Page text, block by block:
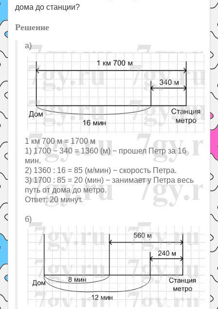
дома до станции?
Решение
а)
1 км 700 м = 1700 м
1) 1700 − 340 = 1360 (м) − прошел Петр за 16
мин.
2) 1360 : 16 = 85 (м/мин) − скорость Петра.
3) 1700 : 85 = 20 (мин) − занимает у Петра весь
путь от дома до метро.
Ответ: 20 минут.
б)